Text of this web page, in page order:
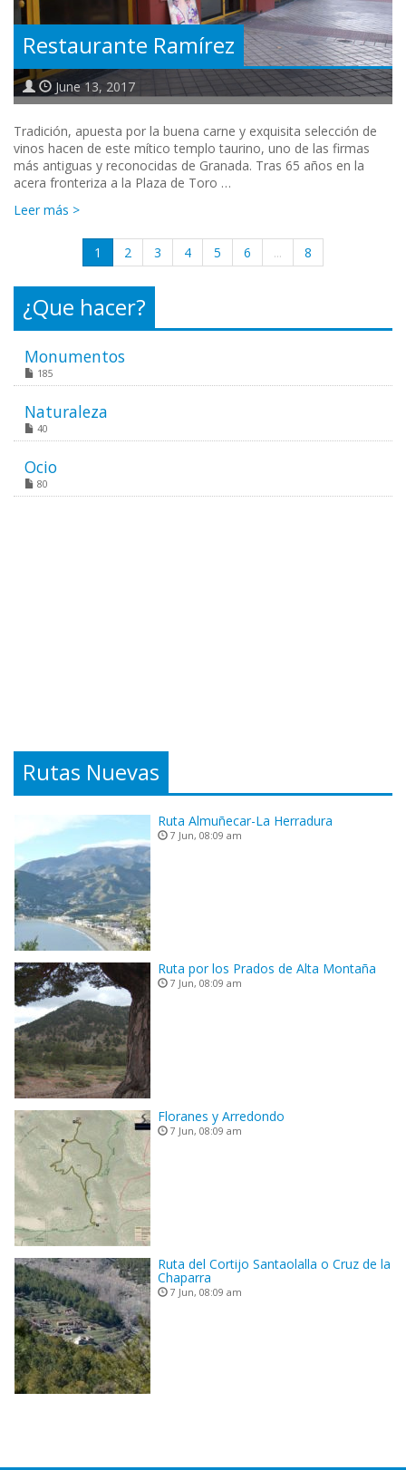
Restaurante Ramírez
June 13, 2017
Tradición, apuesta por la buena carne y exquisita selección de
vinos hacen de este mítico templo taurino, uno de las firmas
más antiguas y reconocidas de Granada. Tras 65 años en la
acera fronteriza a la Plaza de Toro …
Leer más >
1 2 3 4 5 6 ... 8
¿Que hacer?
Monumentos
185
Naturaleza
40
Ocio
80
Rutas Nuevas
Ruta Almuñecar-La Herradura
7 Jun, 08:09 am
Ruta por los Prados de Alta Montaña
7 Jun, 08:09 am
Floranes y Arredondo
7 Jun, 08:09 am
Ruta del Cortijo Santaolalla o Cruz de la
Chaparra
7 Jun, 08:09 am